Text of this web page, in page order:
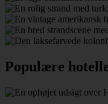
Populære